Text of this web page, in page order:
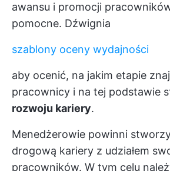
awansu i promocji
pomocne. Dźwignia
szablony oceny wydajności
aby ocenić, na jakim etapie
pracownicy i na tej podstawie
rozwoju kariery.
Menedżerowie powinni
drogową kariery z udziałem
pracowników. W tym celu